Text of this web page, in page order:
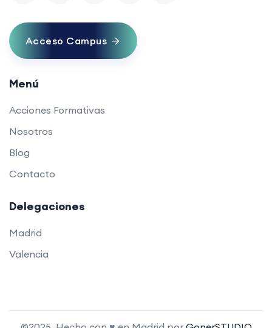
Acceso Campus
Menú
Acciones Formativas
Nosotros
Blog
Contacto
Delegaciones
Madrid
Valencia